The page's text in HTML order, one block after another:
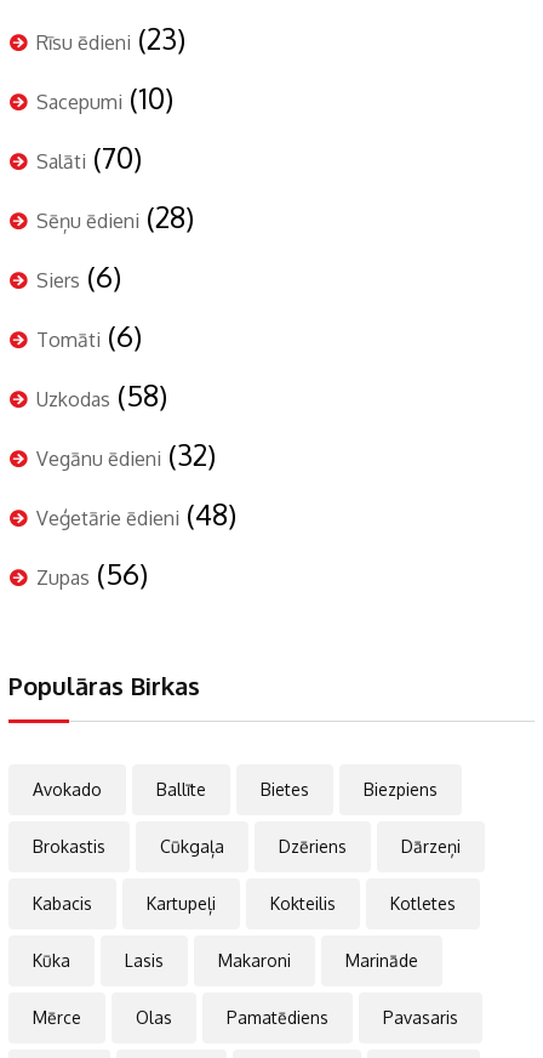
Rīsu ēdieni (23)
Sacepumi (10)
Salāti (70)
Sēņu ēdieni (28)
Siers (6)
Tomāti (6)
Uzkodas (58)
Vegānu ēdieni (32)
Veģetārie ēdieni (48)
Zupas (56)
Populāras Birkas
Avokado Ballīte Bietes Biezpiens
Brokastis Cūkgaļa Dzēriens Dārzeņi
Kabacis Kartupeļi Kokteilis Kotletes
Kūka Lasis Makaroni Marināde
Mērce Olas Pamatēdiens Pavasaris